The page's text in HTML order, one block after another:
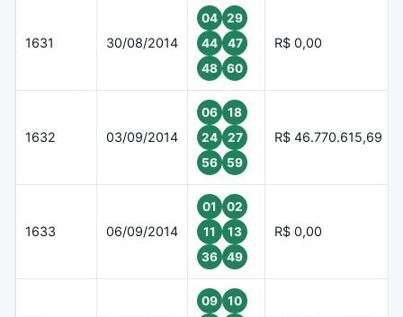
1631 30/08/2014
04
29
44
47
48
60
R$ 0,00
1632 03/09/2014
06
18
24
27
56
59
R$ 46.770.615,69
1633 06/09/2014
01
02
11
13
36
49
R$ 0,00
09
10